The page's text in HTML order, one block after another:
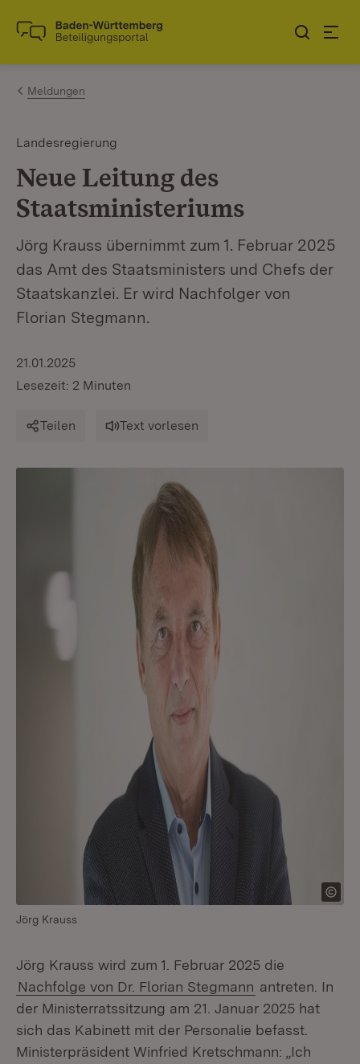
Zum Inhalt springen
Link zur Startseite
Meldungen
Landesregierung
Neue Leitung des
Staatsministeriums
Jörg Krauss übernimmt zum 1. Februar 2025
das Amt des Staatsministers und Chefs der
Staatskanzlei. Er wird Nachfolger von
Florian Stegmann.
21.01.2025
Lesezeit: 2 Minuten
Teilen Text vorlesen
Jörg Krauss
Jörg Krauss wird zum 1. Februar 2025 die
Nachfolge von Dr. Florian Stegmann antreten. In
der Ministerratssitzung am 21. Januar 2025 hat
sich das Kabinett mit der Personalie befasst.
Ministerpräsident Winfried Kretschmann: „Ich